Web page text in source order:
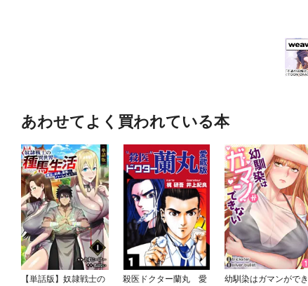
あわせてよく買われている本
【単話版】奴隷戦士の
殺医ドクター蘭丸 愛
幼馴染はガマンができ